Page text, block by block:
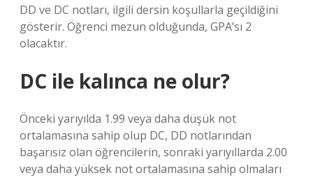
DD ve DC notları, ilgili dersin koşullarla geçildiğini
gösterir. Öğrenci mezun olduğunda, GPA’sı 2
olacaktır.
DC ile kalınca ne olur?
Önceki yarıyılda 1.99 veya daha düşük not
ortalamasına sahip olup DC, DD notlarından
başarısız olan öğrencilerin, sonraki yarıyıllarda 2.00
veya daha yüksek not ortalamasına sahip olmaları